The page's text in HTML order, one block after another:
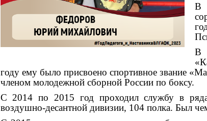
В
В
году ему было присвоено спортивное звание
членом молодежной сборной России по боксу.
С 2014 по 2015 год проходил службу в
воздушно-десантной дивизии, 104 полка. Был